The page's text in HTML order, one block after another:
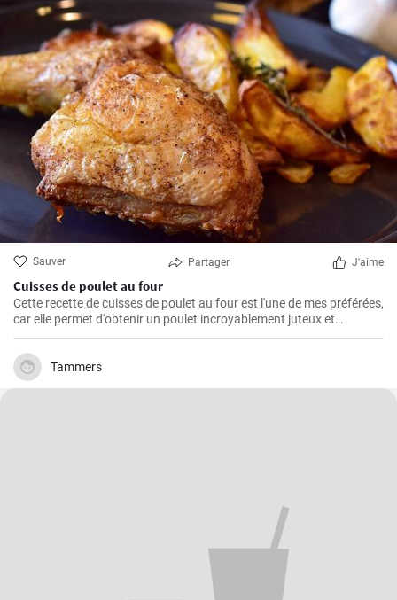
Sauver Partager J'aime
Cuisses de poulet au four
Cette recette de cuisses de poulet au four est l'une de mes préférées,
car elle permet d'obtenir un poulet incroyablement juteux et
savoureux. Les cuisses de poulet sont les parties du poulet que je
préfère cuire au four parce qu'elles restent juteuses même après un
long temps de cuisson. De plus, les ingrédients sont simples, mais
parviennent toujours à faire ressortir le meilleur du poulet, créant
Tammers